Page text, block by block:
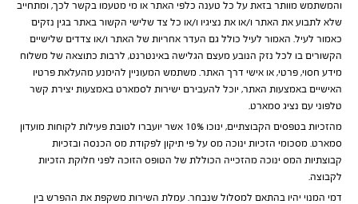
והמשתמש מוותר בזאת על כל טענה כלפי האתר או מי מטעמו בקשר לכך, ומתחייב
שלא לתבוע את האתר ו/או את נציגיו ו/או כל צד שלישי הקשור באתר בגין נזקים
כאמור לעיל. האמור לעיל כולל גם העדר אחריות של האתר ו/או צדדים שלישיים
הקשורים בו לכל נזק הנובע מעצם הגלישה באינטרנט, לרבות כתוצאה של משלוח
מידע חסוי, פרטי, או אישי דרך האתר. משתמש המעוניין להימנע מהעלאת פרטיו
האישיים באמצעות האתר, יוכל להעבירם ישירות לסמארט באמצעות יצירת קשר
טלפוני עם נציג סמארט.
מהזכיות בטפסים הקבוצתיים, ינוכו 10% אשר יועברו לטובת פעילות לקוחות מועדון
סמארט. מסכומי הזכיות ינוכה מס על פי תיקון לפקודת מס הכנסה ובזכיות
קבוצתיות המס ינוכה מהזכייה הכוללת של הטופס הזוכה לפני חלוקת הזכיות
לקבוצה.
דמי המנוי יהיו בהתאם למסלול שנבחר. עמלת השירות משקפת את ההפרש בין